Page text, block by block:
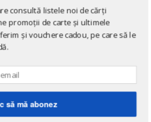
ISTORIE
consultă listele noi de cărți
promoții de carte și ultimele
și vouchere cadou, pe care să le
să mă abonez